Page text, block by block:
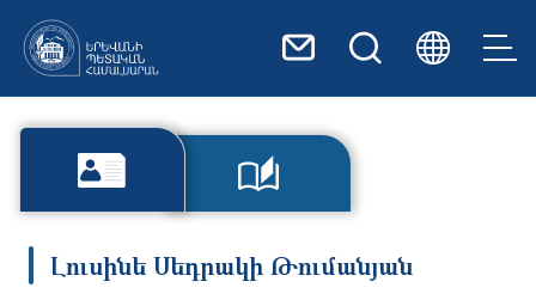
Լուսինե Սեդրակի Թումանյան